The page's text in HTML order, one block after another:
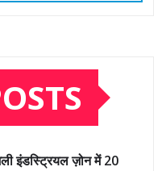
इंडस्ट्रियल ज़ोन में 20